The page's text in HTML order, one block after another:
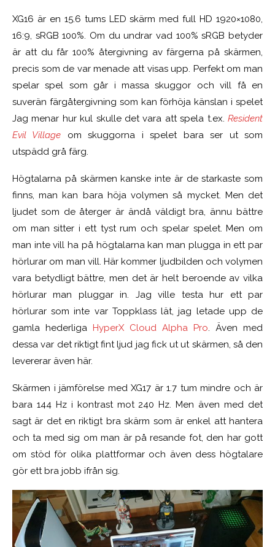
XG16 är en 15.6 tums LED skärm med full HD 1920×1080,
16:9, sRGB 100%. Om du undrar vad 100% sRGB betyder
är att du får 100% återgivning av färgerna på skärmen,
precis som de var menade att visas upp. Perfekt om man
spelar spel som går i massa skuggor och vill få en
suverän färgåtergivning som kan förhöja känslan i spelet
Jag menar hur kul skulle det vara att spela t.ex. Resident
Evil Village om skuggorna i spelet bara ser ut som
utspädd grå färg.
Högtalarna på skärmen kanske inte är de starkaste som
finns, man kan bara höja volymen så mycket. Men det
ljudet som de återger är ändå väldigt bra, ännu bättre
om man sitter i ett tyst rum och spelar spelet. Men om
man inte vill ha på högtalarna kan man plugga in ett par
hörlurar om man vill. Här kommer ljudbilden och volymen
vara betydligt bättre, men det är helt beroende av vilka
hörlurar man pluggar in. Jag ville testa hur ett par
hörlurar som inte var Toppklass lät, jag letade upp de
gamla hederliga HyperX Cloud Alpha Pro. Även med
dessa var det riktigt fint ljud jag fick ut ut skärmen, så den
levererar även här.
Skärmen i jämförelse med XG17 är 1.7 tum mindre och är
bara 144 Hz i kontrast mot 240 Hz. Men även med det
sagt är det en riktigt bra skärm som är enkel att hantera
och ta med sig om man är på resande fot, den har gott
om stöd för olika plattformar och även dess högtalare
gör ett bra jobb ifrån sig.